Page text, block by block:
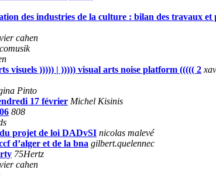
des industries de la culture : bilan des travaux et
cahen
visuels ))))) | ))))) visual arts noise platform ((((( 2
Pinto
17 février Michel Kisinis
808
projet de loi DADvSI nicolas malevé
d’alger et de la bna gilbert.quelennec
75Hertz
cahen